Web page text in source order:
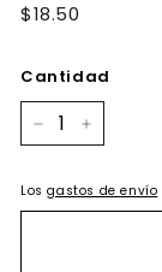
Precio
$18.50
Cantidad
Losgastos de envío